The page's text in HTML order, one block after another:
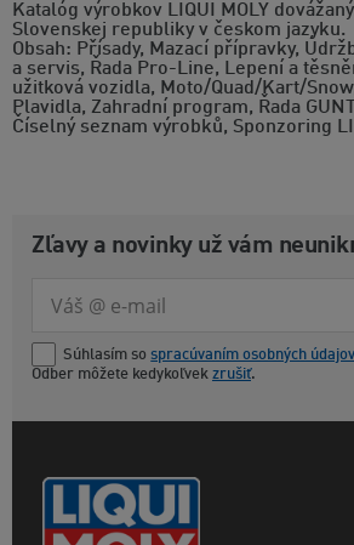
Katalóg výrobkov LIQUI MOLY
Slovenskej republiky v českom jazyku.
Obsah: Přísady, Mazací přípravky,
a servis, Řada Pro-Line, Lepení a
užitková vozidla, Moto/Quad/Kart/
Plavidla, Zahradní program, Řada
Číselný seznam výrobků, Sponzoring
Zľavy a novinky už vám
Súhlasím so spracúvaním osobných
Odber môžete kedykoľvek zrušiť.